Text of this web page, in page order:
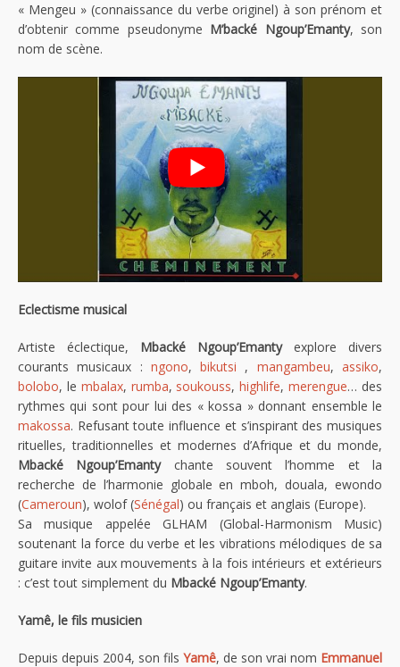
« Mengeu » (connaissance du verbe originel) à son prénom et
d’obtenir comme pseudonyme M’backé Ngoup’Emanty, son
nom de scène.
Eclectisme musical
Artiste éclectique, Mbacké Ngoup’Emantyexplore divers
courants musicaux : ngono,bikutsi , mangambeu,assiko,
bolobo, le mbalax, rumba, soukouss,highlife,merengue… des
rythmes qui sont pour lui des « kossa » donnant ensemble le
makossa. Refusant toute influence et s’inspirant des musiques
rituelles, traditionnelles et modernes d’Afrique et du monde,
Mbacké Ngoup’Emantychante souvent l’homme et la
recherche de l’harmonie globale en mboh, douala, ewondo
(Cameroun), wolof (Sénégal) ou français et anglais (Europe).
Sa musique appelée GLHAM (Global-Harmonism Music)
soutenant la force du verbe et les vibrations mélodiques de sa
guitare invite aux mouvements à la fois intérieurs et extérieurs
: c’est tout simplement du Mbacké Ngoup’Emanty.
Yamê, le fils musicien
Depuis depuis 2004, son fils Yamê, de son vrai nom Emmanuel